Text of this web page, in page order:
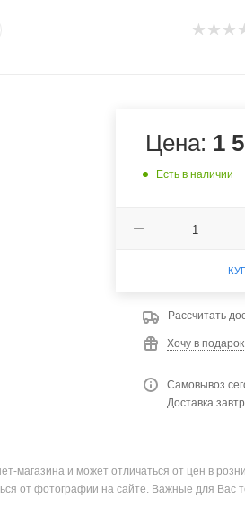
Цена: 1
Есть в наличии
Рассчитать
Хочу в подарок
Самовывоз
Доставка
магазина и может отличаться от цен в
от фотографии на сайте. Важные для Вас